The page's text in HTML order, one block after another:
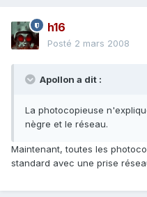
h16
Posté 2 mars 2008
Apollon a dit :
La photocopieuse
nègre et le réseau.
Maintenant, toutes les
standard avec une prise